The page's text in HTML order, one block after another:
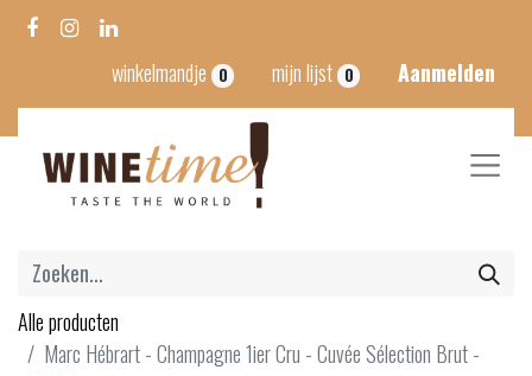
winkelmandje 0 mijn lijst 0 Aanmelden
Alle producten
Marc Hébrart - Champagne 1ier Cru - Cuvée Sélection Brut -